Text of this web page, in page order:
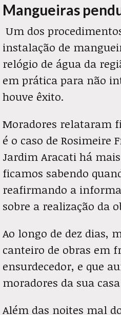
Mangueiras
Um dos
instalação de
relógio de água da
em prática para não
houve êxito.
Moradores relataram
é o caso de Rosimeire
Jardim Aracati há
ficamos sabendo
reafirmando a
sobre a realização da
Ao longo de dez dias,
canteiro de obras em
ensurdecedor, e que
moradores da sua
Além das noites mal